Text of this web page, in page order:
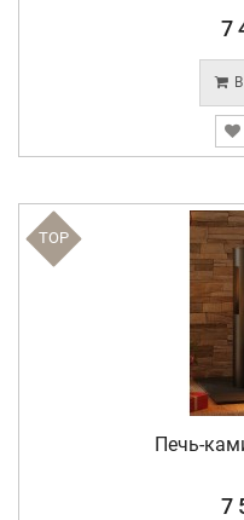
7
TOP
Печь-
7